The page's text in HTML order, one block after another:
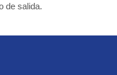
de salida.